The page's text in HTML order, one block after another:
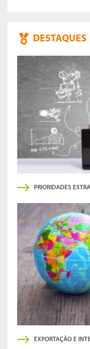
DESTAQUES
PRIORIDADES
EXPORTAÇÃO E